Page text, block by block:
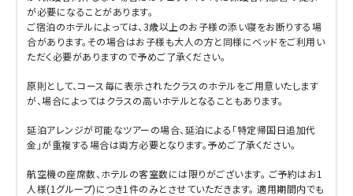
が必要になることがあります。
ご宿泊のホテルによっては、3歳以上のお子様の添い寝をお断りする場
合があります。その場合はお子様も大人の方と同様にベッドをご利用い
ただく必要がありますので予めご了承ください。
原則として、コース毎に表示されたクラスのホテルをご用意いたします
が、場合によってはクラスの高いホテルとなることもあります。
延泊アレンジが可能なツアーの場合、延泊による「特定帰国日追加代
金」が重複する場合は両方必要となります。予めご了承ください。
航空機の座席数、ホテルの客室数には限りがございます。 ご予約はお1
人様(1グループ)につき1件のみとさせていただきます。 適用期間内でも